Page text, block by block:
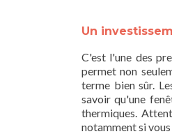
Un
C'est l'une des
permet non
terme bien sûr.
savoir qu'une
thermiques.
notamment si